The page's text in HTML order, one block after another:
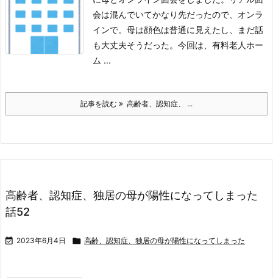
会は混んでいてかなり先だったので、オンラ
インで。 母は顔色は普通に見えたし、まだ話
も大丈夫そうだった。 今回は、有料老人ホー
ム ...
記事を読む 高齢者、認知症、 ...
高齢者、認知症、独居の母が陽性になってしまった
話52
 2023年6月4日  高齢、認知症、独居の母が陽性になってしまった